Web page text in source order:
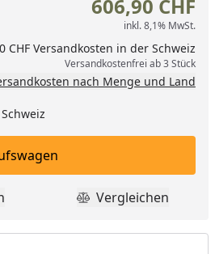
erhöhen
606,90 CHF
inkl. 8,1% MwSt.
CHF Versandkosten in der Schweiz
Versandkostenfrei ab 3 Stück
nach Menge und Land
Einkaufswagen legen
Produkt
Vergleichen